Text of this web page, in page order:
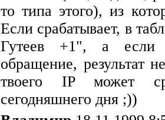
то типа этого), из
Если срабатывает, в
Гутеев +1", а если
обращение, результат
твоего IP может
сегодняшнего дня ;))